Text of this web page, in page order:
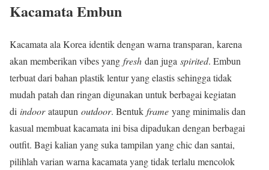
Kacamata Embun
Kacamata ala Korea identik dengan warna transparan, karena
akan memberikan vibes yang fresh dan juga spirited. Embun
terbuat dari bahan plastik lentur yang elastis sehingga tidak
mudah patah dan ringan digunakan untuk berbagai kegiatan
di indoorataupun outdoor. Bentuk frame yang minimalis dan
kasual membuat kacamata ini bisa dipadukan dengan berbagai
outfit. Bagi kalian yang suka tampilan yang chic dan santai,
pilihlah varian warna kacamata yang tidak terlalu mencolok